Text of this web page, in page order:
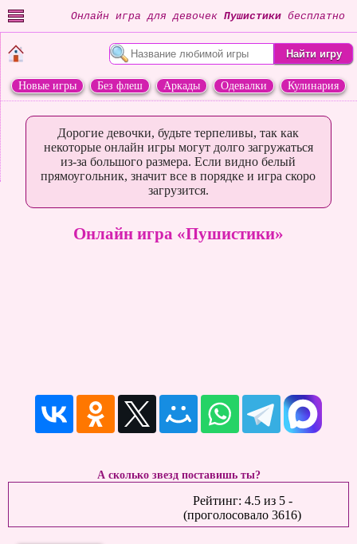
Онлайн игра для девочек Пушистики бесплатно
Новые игры Без флеш Аркады Одевалки
Кулинария
Дорогие девочки, будьте терпеливы, так как
некоторые онлайн игры могут долго загружаться
из-за большого размера. Если видно белый
прямоугольник, значит все в порядке и игра скоро
загрузится.
Онлайн игра «Пушистики»
А сколько звезд поставишь ты?
Рейтинг: 4.5из 5-
(проголосовало 3616)